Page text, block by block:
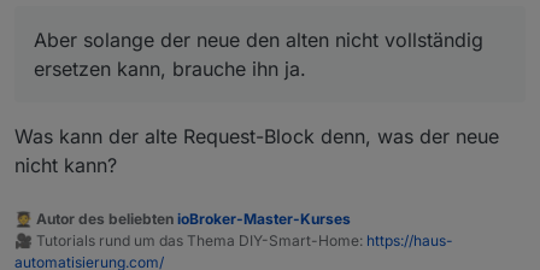
Aber solange der neue den alten nicht vollständig
ersetzen kann, brauche ihn ja.
Was kann der alte Request-Block denn, was der neue
nicht kann?
🧑‍🎓 Autor des beliebten ioBroker-Master-Kurses
🎥 Tutorials rund um das Thema DIY-Smart-Home: https://haus-
automatisierung.com/